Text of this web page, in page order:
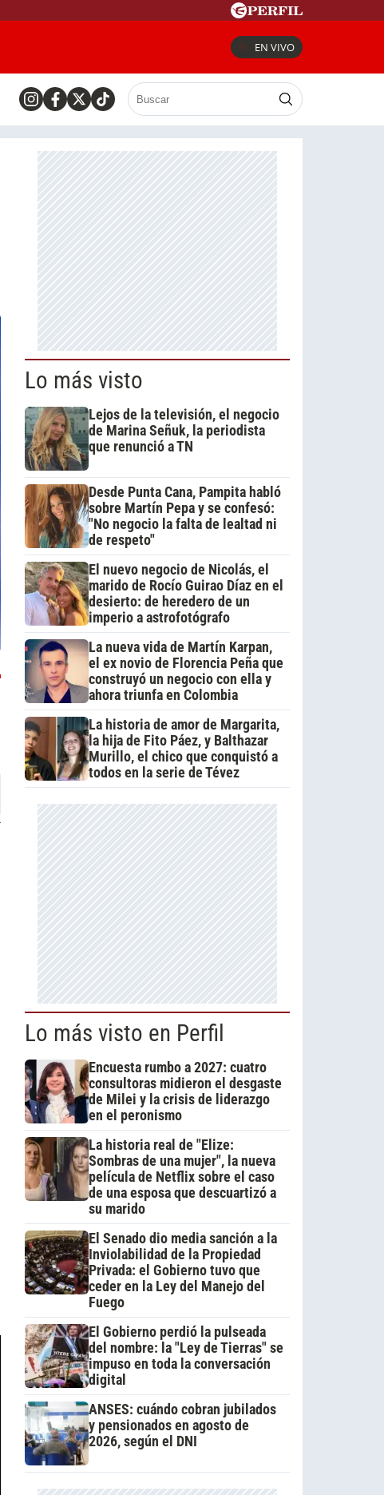
EN VIVO
Lo más visto
Lejos de la televisión, el negocio
de Marina Señuk, la periodista
que renunció a TN
Desde Punta Cana, Pampita habló
sobre Martín Pepa y se confesó:
"No negocio la falta de lealtad ni
de respeto"
El nuevo negocio de Nicolás, el
marido de Rocío Guirao Díaz en el
desierto: de heredero de un
imperio a astrofotógrafo
La nueva vida de Martín Karpan,
el ex novio de Florencia Peña que
construyó un negocio con ella y
ahora triunfa en Colombia
La historia de amor de Margarita,
la hija de Fito Páez, y Balthazar
Murillo, el chico que conquistó a
todos en la serie de Tévez
Lo más visto en Perfil
Encuesta rumbo a 2027: cuatro
consultoras midieron el desgaste
de Milei y la crisis de liderazgo
en el peronismo
La historia real de "Elize:
Sombras de una mujer", la nueva
película de Netflix sobre el caso
de una esposa que descuartizó a
su marido
El Senado dio media sanción a la
Inviolabilidad de la Propiedad
Privada: el Gobierno tuvo que
ceder en la Ley del Manejo del
Fuego
El Gobierno perdió la pulseada
del nombre: la "Ley de Tierras" se
impuso en toda la conversación
digital
ANSES: cuándo cobran jubilados
y pensionados en agosto de
2026, según el DNI